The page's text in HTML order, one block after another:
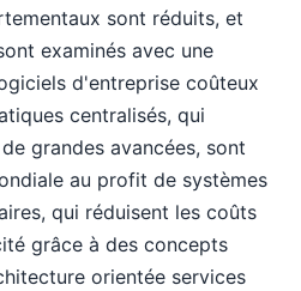
sont réduits, et
examinés avec une
d'entreprise coûteux
centralisés, qui
grandes avancées, sont
au profit de systèmes
qui réduisent les coûts
grâce à des concepts
orientée services